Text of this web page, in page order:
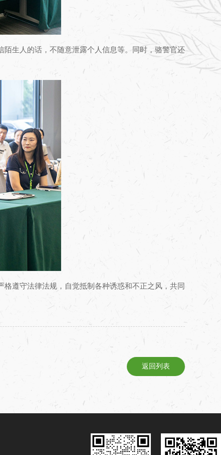
生人的话，不随意泄露个人信息等。同时，骆警官还
遵守法律法规，自觉抵制各种诱惑和不正之风，共同
返回列表